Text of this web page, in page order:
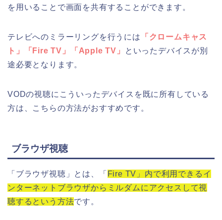
を用いることで画面を共有することができます。
テレビへのミラーリングを行うには
「クロームキャス
ト」「Fire TV」「Apple TV」
といったデバイスが別
途必要となります。
VODの視聴にこういったデバイスを既に所有している
方は、こちらの方法がおすすめです。
ブラウザ視聴
「ブラウザ視聴」とは、「 Fire TV」内で利用できるイ
ンターネットブラウザからミルダムにアクセスして視
聴するという方法です。